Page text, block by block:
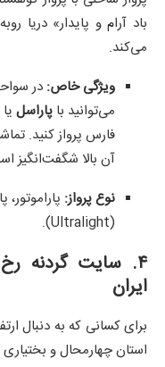
باد آرام و پایدار» دریا
می‌کند.
ویژگی خاص: در
می‌توانید با پاراسل یا
فارس پرواز کنید.
آن بالا شگفت‌انگیز
نوع پرواز:
(Ultralight).
۴. سایت گردنه
ایران
برای کسانی که به دنبال
استان چهارمحال و